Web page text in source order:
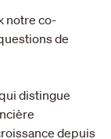
notre co-
de
distingue
depuis